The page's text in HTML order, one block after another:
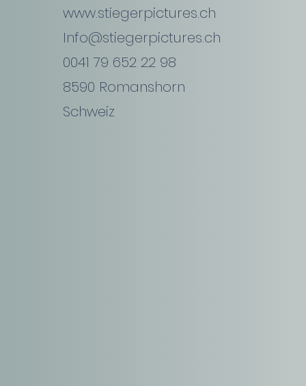
www.stiegerpictures.ch
Info@stiegerpictures.ch
0041 79 652 22 98
8590 Romanshorn
Schweiz